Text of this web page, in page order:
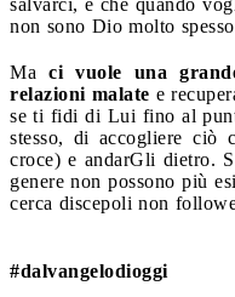
non sono Dio molto
Maci vuole una
relazioni malate e
se ti fidi di Lui fino al
stesso, di accogliere ciò
croce) e andarGli dietro.
genere non possono più
cerca discepoli non
#dalvangelodioggi